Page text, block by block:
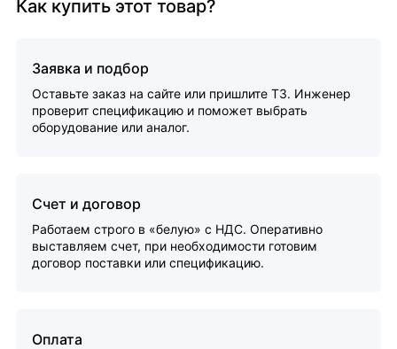
Как купить этот товар?
Заявка и подбор
Оставьте заказ на сайте или пришлите ТЗ. Инженер
проверит спецификацию и поможет выбрать
оборудование или аналог.
Счет и договор
Работаем строго в «белую» с НДС. Оперативно
выставляем счет, при необходимости готовим
договор поставки или спецификацию.
Оплата